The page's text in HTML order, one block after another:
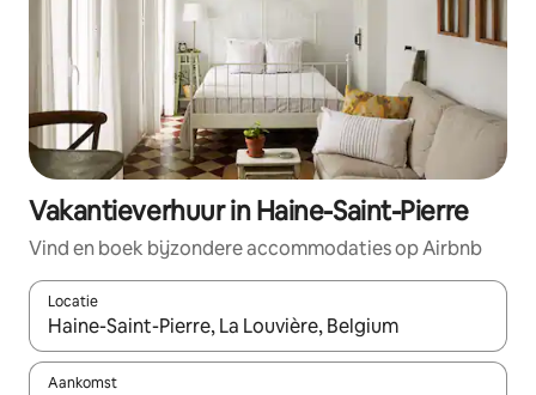
Vakantieverhuur in Haine-Saint-Pierre
Vind en boek bijzondere accommodaties op Airbnb
Locatie
Wanneer er suggesties beschikbaar zijn, maak je een keuze
Aankomst